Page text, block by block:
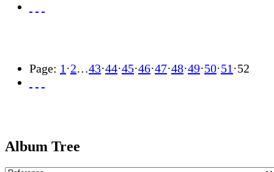
Page: 1 ·2…43·44·45·46·47·48·49·50·51 ·52
Album Tree